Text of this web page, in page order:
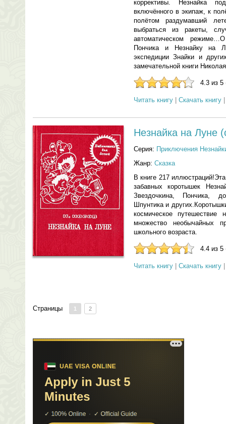
коррективы. Незнайка
включённого в экипаж, к
полётом раздумавший
выбраться из ракеты,
автоматическом
Пончика и Незнайку на
экспедиции Знайки и
замечательной книги
4.3 из 5
Читать книгу Скачать книгу
Незнайка на Луне
Серия: Приключения
Жанр: Сказка
В книге 217
забавных коротышек
Звездочкина, Пончика,
Шпунтика и
космическое
множество необычайных
школьного возраста.
4.4 из 5
Читать книгу Скачать книгу
Страницы 1 2